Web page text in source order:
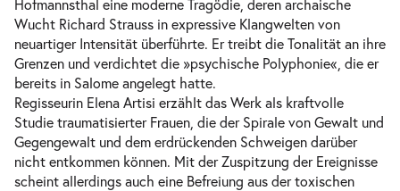
19:30–21:15 Uhr
Elektra-
Fr.
18.06.2027
Fr. 18.06.2027
19:30–21:15 Uhr
Tickets
Hofmannsthal eine moderne Tragödie, deren archaische
Wucht Richard Strauss in expressive Klangwelten von
neuartiger Intensität überführte. Er treibt die Tonalität an ihre
Grenzen und verdichtet die »psychische Polyphonie«, die er
bereits in Salome angelegt hatte.
Regisseurin Elena Artisi erzählt das Werk als kraftvolle
Studie traumatisierter Frauen, die der Spirale von Gewalt und
Gegengewalt und dem erdrückenden Schweigen darüber
nicht entkommen können. Mit der Zuspitzung der Ereignisse
scheint allerdings auch eine Befreiung aus der toxischen